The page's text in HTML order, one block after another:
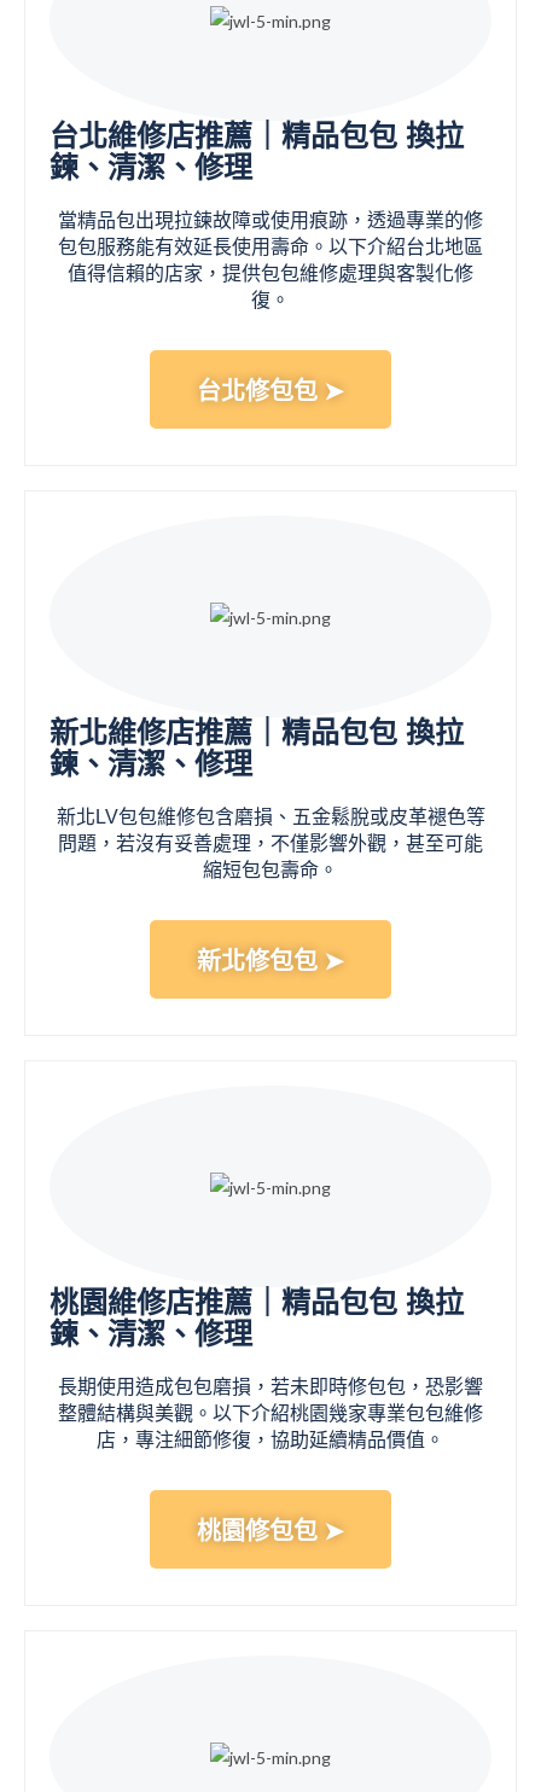
台北維修店推薦｜精品包包 換拉
鍊、清潔、修理
當精品包出現拉鍊故障或使用痕跡，透過專業的修
包包服務能有效延長使用壽命。以下介紹台北地區
值得信賴的店家，提供包包維修處理與客製化修
復。
台北修包包 ➤
新北維修店推薦｜精品包包 換拉
鍊、清潔、修理
新北LV包包維修包含磨損、五金鬆脫或皮革褪色等
問題，若沒有妥善處理，不僅影響外觀，甚至可能
縮短包包壽命。
新北修包包 ➤
桃園維修店推薦｜精品包包 換拉
鍊、清潔、修理
長期使用造成包包磨損，若未即時修包包，恐影響
整體結構與美觀。以下介紹桃園幾家專業包包維修
店，專注細節修復，協助延續精品價值。
桃園修包包 ➤